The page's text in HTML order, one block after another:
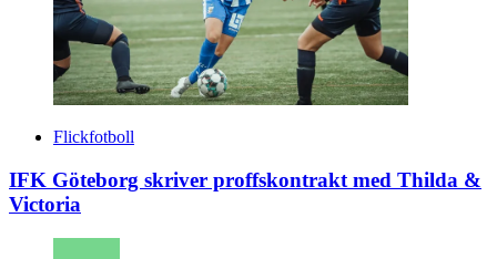
Flickfotboll
IFK Göteborg skriver proffskontrakt med Thilda &
Victoria